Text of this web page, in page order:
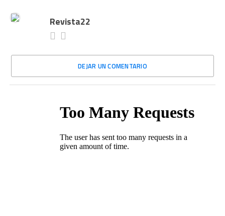
Revista22
DEJAR UN COMENTARIO